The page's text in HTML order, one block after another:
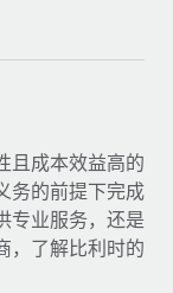
平台相连
且成本效益高的
务的前提下完成
专业服务，还是
，了解比利时的